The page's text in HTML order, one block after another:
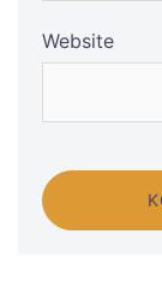
Website